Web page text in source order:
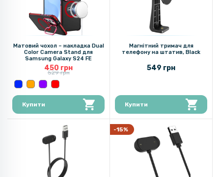
Матовий чохол – накладка Dual
Color Camera Stand для
Samsung Galaxy S24 FE
450 грн
529 грн
Купити
Магнітний тримач для
телефону на штатив, Black
549 грн
Купити
-15%